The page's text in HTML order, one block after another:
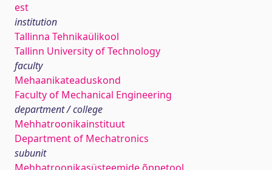
est
institution
Tallinna Tehnikaülikool
Tallinn University of Technology
faculty
Mehaanikateaduskond
Faculty of Mechanical Engineering
department / college
Mehhatroonikainstituut
Department of Mechatronics
subunit